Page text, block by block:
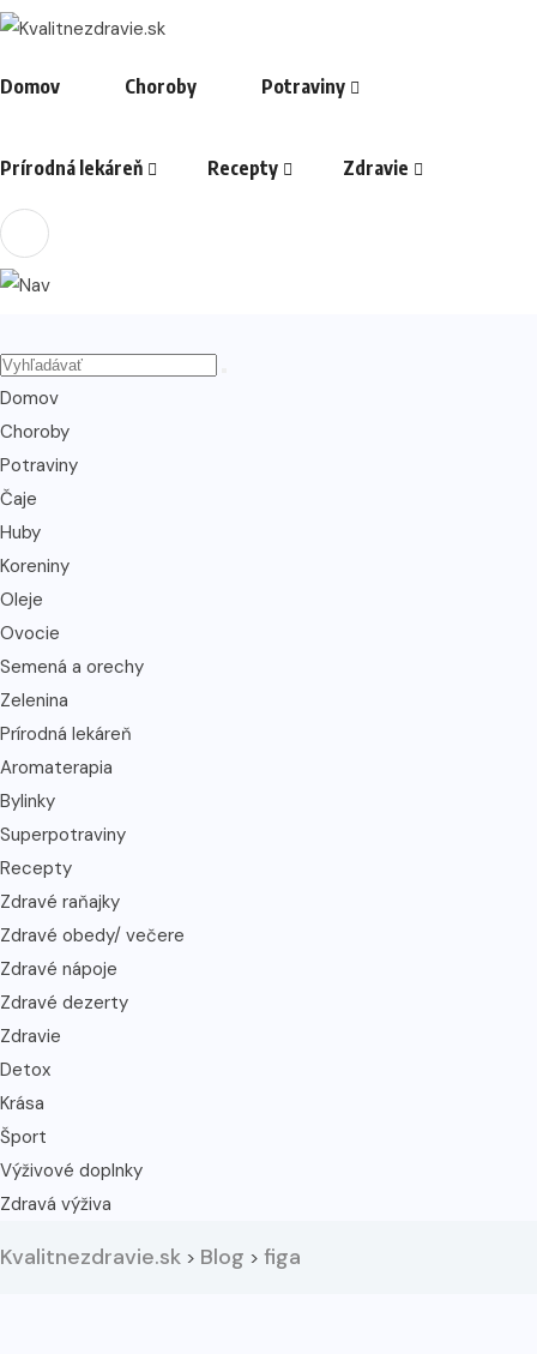
Domov Choroby Potraviny
Prírodná lekáreň Recepty Zdravie
Domov
Choroby
Potraviny
Čaje
Huby
Koreniny
Oleje
Ovocie
Semená a orechy
Zelenina
Prírodná lekáreň
Aromaterapia
Bylinky
Superpotraviny
Recepty
Zdravé raňajky
Zdravé obedy/ večere
Zdravé nápoje
Zdravé dezerty
Zdravie
Detox
Krása
Šport
Výživové doplnky
Zdravá výživa
Kvalitnezdravie.sk > Blog > figa